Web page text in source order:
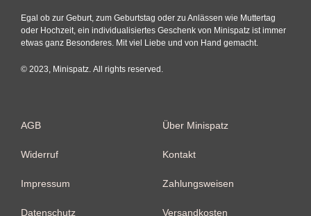
Egal ob zur Geburt, zum Geburtstag oder zu Anlässen wie Muttertag
oder Hochzeit, ein individualisiertes Geschenk von Minispatz ist immer
etwas ganz Besonderes. Mit viel Liebe und von Hand gemacht.
© 2023, Minispatz. All rights reserved.
AGB
Widerruf
Impressum
Datenschutz
Über Minispatz
Kontakt
Zahlungsweisen
Versandkosten